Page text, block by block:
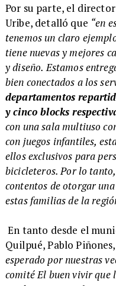
Por su parte, el
Uribe, detalló que “en
tenemos un claro
tiene nuevas y mejores
y diseño. Estamos
bien conectados a los
departamentos
y cinco blocks
con una sala multiuso
con juegos infantiles,
ellos exclusivos para
bicicleteros. Por lo
contentos de otorgar
estas familias de la
En tanto desde el
Quilpué, Pablo
esperado por nuestras
comité El buen vivir que